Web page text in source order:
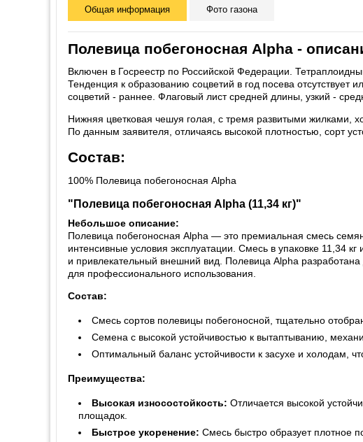
Общая информация Фото газона
Полевица побегоносная Alpha -
Включен в Госреестр по Российской Федерации.
Тенденция к образованию соцветий в год посева
соцветий - раннее. Флаговый лист средней длины, узкий -
Нижняя цветковая чешуя голая, с тремя развитыми жилками,
По данным заявителя, отличаясь высокой плотностью, сорт
Состав:
100% Полевица побегоносная Alpha
"Полевица побегоносная Alpha (11,34 кг)"
Небольшое описание:
Полевица побегоносная Alpha — это премиальная смесь
интенсивные условия эксплуатации. Смесь в упаковке 11,34
и привлекательный внешний вид. Полевица Alpha
для профессионального использования.
Состав:
Смесь сортов полевицы побегоносной, тщательно
Семена с высокой устойчивостью к вытаптыванию,
Оптимальный баланс устойчивости к засухе и холодам,
Преимущества:
Высокая износостойкость: Отличается высокой
площадок.
Быстрое укоренение: Смесь быстро образует плотное